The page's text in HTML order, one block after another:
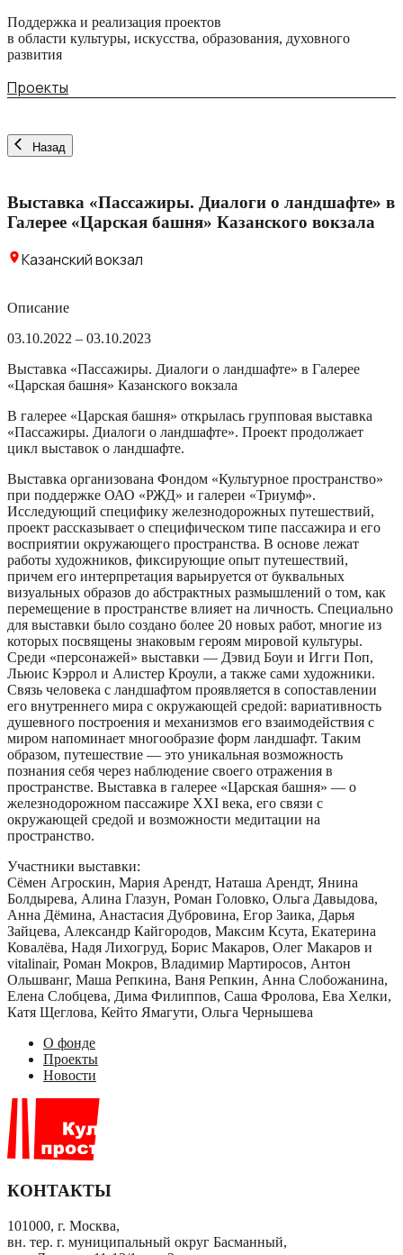
Поддержка и реализация проектов
в области культуры, искусства, образования, духовного
развития
Проекты
Назад
Выставка «Пассажиры. Диалоги о ландшафте» в
Галерее «Царская башня» Казанского вокзала
Казанский вокзал
Описание
03.10.2022 – 03.10.2023
Выставка «Пассажиры. Диалоги о ландшафте» в Галерее
«Царская башня» Казанского вокзала
В галерее «Царская башня» открылась групповая выставка
«Пассажиры. Диалоги о ландшафте». Проект продолжает
цикл выставок о ландшафте.
Выставка организована Фондом «Культурное пространство»
при поддержке ОАО «РЖД» и галереи «Триумф».
Исследующий специфику железнодорожных путешествий,
проект рассказывает о специфическом типе пассажира и его
восприятии окружающего пространства. В основе лежат
работы художников, фиксирующие опыт путешествий,
причем его интерпретация варьируется от буквальных
визуальных образов до абстрактных размышлений о том, как
перемещение в пространстве влияет на личность. Специально
для выставки было создано более 20 новых работ, многие из
которых посвящены знаковым героям мировой культуры.
Среди «персонажей» выставки — Дэвид Боуи и Игги Поп,
Льюис Кэррол и Алистер Кроули, а также сами художники.
Связь человека с ландшафтом проявляется в сопоставлении
его внутреннего мира с окружающей средой: вариативность
душевного построения и механизмов его взаимодействия с
миром напоминает многообразие форм ландшафт. Таким
образом, путешествие — это уникальная возможность
познания себя через наблюдение своего отражения в
пространстве. Выставка в галерее «Царская башня» — о
железнодорожном пассажире XXI века, его связи с
окружающей средой и возможности медитации на
пространство.
Участники выставки:
Сëмен Агроскин, Мария Арендт, Наташа Арендт, Янина
Болдырева, Алина Глазун, Роман Головко, Ольга Давыдова,
Анна Дёмина, Анастасия Дубровина, Егор Заика, Дарья
Зайцева, Александр Кайгородов, Максим Ксута, Екатерина
Ковалёва, Надя Лихогруд, Борис Макаров, Олег Макаров и
vitalinair, Роман Мокров, Владимир Мартиросов, Антон
Ольшванг, Маша Репкина, Ваня Репкин, Анна Слобожанина,
Елена Слобцева, Дима Филиппов, Саша Фролова, Ева Хелки,
Катя Щеглова, Кейто Ямагути, Ольга Чернышева
О фонде
Проекты
Новости
КОНТАКТЫ
101000, г. Москва,
вн. тер. г. муниципальный округ Басманный,